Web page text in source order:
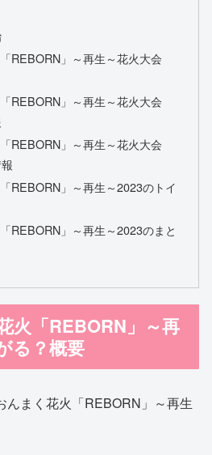
REBORN」～再生～花火大会
REBORN」～再生～花火大会
REBORN」～再生～花火大会
REBORN」～再生～2023のトイ
REBORN」～再生～2023のまと
火「REBORN」～再
る？概要
んまく花火「REBORN」～再生